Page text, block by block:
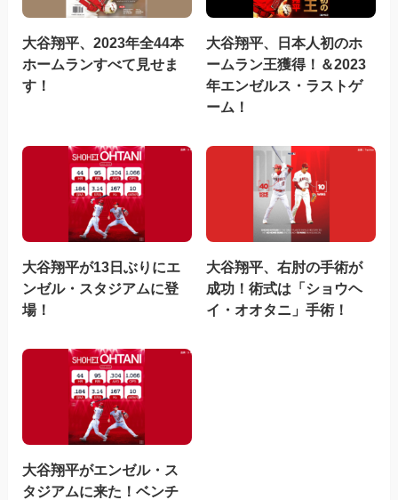
大谷翔平、2023年全44本
ホームランすべて見せま
す！
大谷翔平、日本人初のホ
ームラン王獲得！＆2023
年エンゼルス・ラストゲ
ーム！
大谷翔平が13日ぶりにエ
ンゼル・スタジアムに登
場！
大谷翔平、右肘の手術が
成功！術式は「ショウヘ
イ・オオタニ」手術！
大谷翔平がエンゼル・ス
タジアムに来た！ベンチ